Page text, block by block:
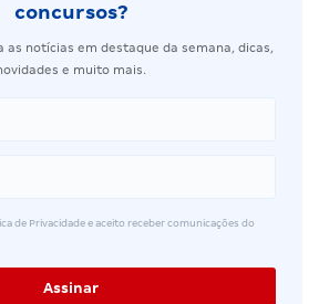
concursos?
as notícias em destaque da semana, dicas,
e muito mais.
de Privacidade e aceito receber comunicações do